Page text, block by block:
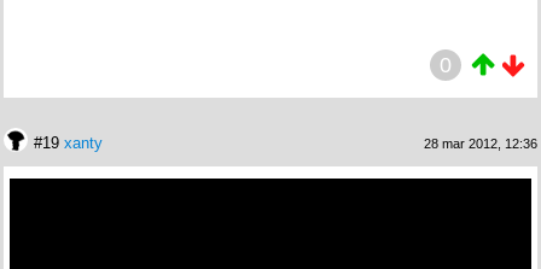
0
#19 xanty 28 mar 2012, 12:36